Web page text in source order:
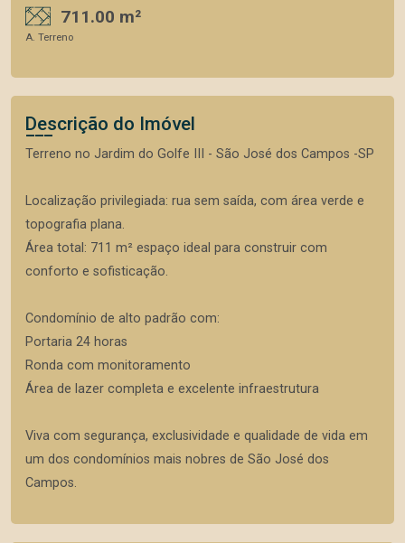
711.00 m²
A. Terreno
Descrição do Imóvel
Terreno no Jardim do Golfe III - São José dos Campos -SP
Localização privilegiada: rua sem saída, com área verde e
topografia plana.
Área total: 711 m² espaço ideal para construir com
conforto e sofisticação.
Condomínio de alto padrão com:
Portaria 24 horas
Ronda com monitoramento
Área de lazer completa e excelente infraestrutura
Viva com segurança, exclusividade e qualidade de vida em
um dos condomínios mais nobres de São José dos
Campos.